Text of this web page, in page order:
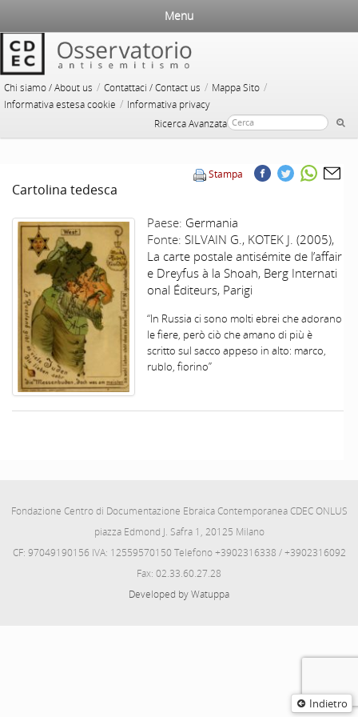
Chi siamo / About us / Contattaci / Contact us / Mappa Sito /
Informativa estesa cookie / Informativa privacy
Ricerca Avanzata
Menu
Indietro
Stampa
Cartolina tedesca
Paese: Germania
Fonte: SILVAIN G., KOTEK J. (2005),
La carte postale antisémite de l’affair
e Dreyfus à la Shoah, Berg Internati
onal Éditeurs, Parigi
“In Russia ci sono molti ebrei che adorano
le fiere, però ciò che amano di più è
scritto sul sacco appeso in alto: marco,
rublo, fiorino”
Fondazione Centro di Documentazione Ebraica Contemporanea CDEC ONLUS
piazza Edmond J. Safra 1, 20125 Milano
CF: 97049190156 IVA: 12559570150 Telefono +3902316338 / +3902316092
Fax: 02.33.60.27.28
Developed by Watuppa